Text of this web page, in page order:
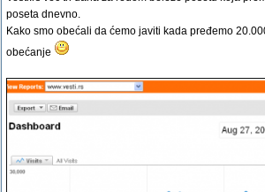
poseta dnevno.
Kako smo obećali da ćemo javiti kada pređemo
obećanje